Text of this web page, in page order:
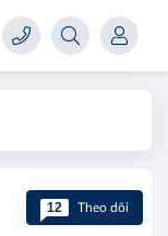
12 Theo dõi